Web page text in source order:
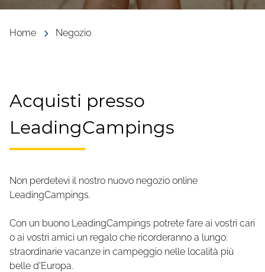
Home Negozio
Acquisti presso
LeadingCampings
Non perdetevi il nostro nuovo negozio online
LeadingCampings.
Con un buono LeadingCampings potrete fare ai vostri cari
o ai vostri amici un regalo che ricorderanno a lungo:
straordinarie vacanze in campeggio nelle località più
belle d'Europa.